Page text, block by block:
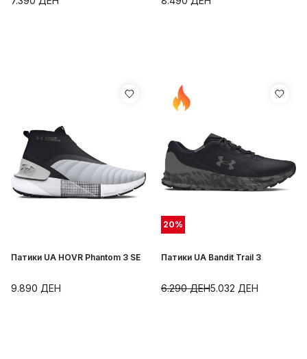
Патики UA HOVR Phantom 3 SE
9.890 ДЕН
20%
Патики UA Bandit Trail 3
5.032 ДЕН
6.290ДЕН